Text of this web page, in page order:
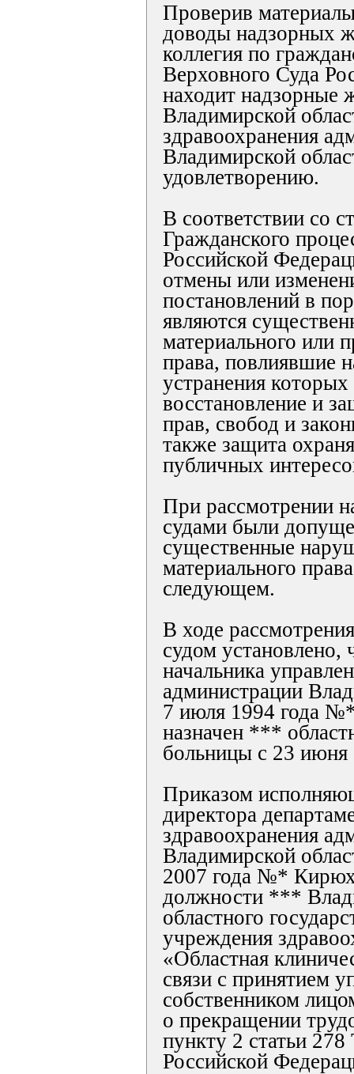
Проверив
доводы надзорных
коллегия по
Верховного Суда
находит надзорные
Владимирской
здравоохранения
Владимирской
удовлетворению.
В соответствии со
Гражданского
Российской
отмены или
постановлений в
являются
материального или
права, повлиявшие
устранения
восстановление и
прав, свобод и
также защита
публичных
При рассмотрении
судами были
существенные
материального
следующем.
В ходе
судом установлено,
начальника
администрации
7 июля 1994 года
назначен ***
больницы с 23 июня
Приказом
директора
здравоохранения
Владимирской
2007 года №*
должности ***
областного
учреждения
«Областная
связи с принятием
собственником
о прекращении
пункту 2 статьи 278
Российской